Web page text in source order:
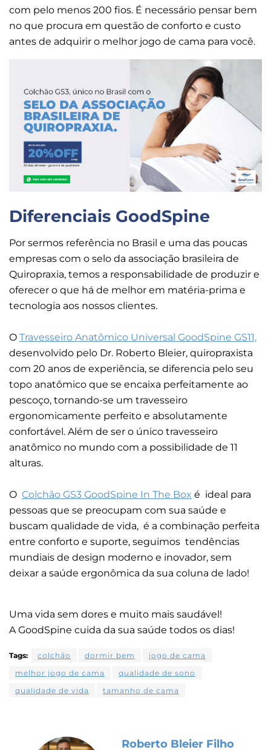
com pelo menos 200 fios. É necessário pensar bem
no que procura em questão de conforto e custo
antes de adquirir o melhor jogo de cama para você.
Diferenciais GoodSpine
Por sermos referência no Brasil e uma das poucas
empresas com o selo da associação brasileira de
Quiropraxia, temos a responsabilidade de produzir e
oferecer o que há de melhor em matéria-prima e
tecnologia aos nossos clientes.
O Travesseiro Anatômico Universal GoodSpine GS11,
desenvolvido pelo Dr. Roberto Bleier, quiropraxista
com 20 anos de experiência, se diferencia pelo seu
topo anatômico que se encaixa perfeitamente ao
pescoço, tornando-se um travesseiro
ergonomicamente perfeito e absolutamente
confortável. Além de ser o único travesseiro
anatômico no mundo com a possibilidade de 11
alturas.
O Colchão GS3 GoodSpine In The Box é ideal para
pessoas que se preocupam com sua saúde e
buscam qualidade de vida, é a combinação perfeita
entre conforto e suporte, seguimos tendências
mundiais de design moderno e inovador, sem
deixar a saúde ergonômica da sua coluna de lado!
Uma vida sem dores e muito mais saudável!
A GoodSpine cuida da sua saúde todos os dias!
Tags: colchão dormir bem
jogo de cama
melhor jogo de cama
qualidade de sono
qualidade de vida
tamanho de cama
Roberto Bleier Filho